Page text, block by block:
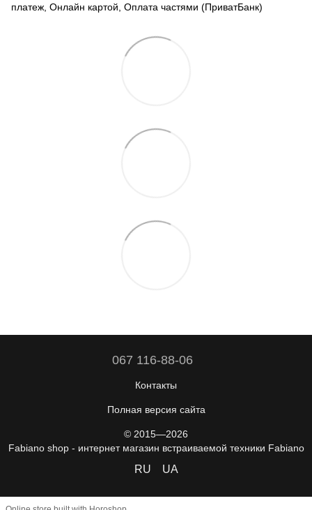
платеж, Онлайн картой, Оплата частями (ПриватБанк)
067 116-88-06
Контакты
Полная версия сайта
© 2015—2026
Fabiano shop - интернет магазин встраиваемой техники Fabiano
RU UA